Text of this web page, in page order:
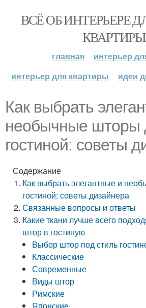
ВСЁ ОБ ИНТЕРЬЕРЕ
КВАРТИРЫ
главная
интерьер
интерьер для квартиры
идеи
Как выбрать
необычные шторы
гостиной: советы
Содержание
Как выбрать элегантные и
гостиной: советы дизайнера
Связанные вопросы и ответы
Какие ткани лучше всего
штор в гостиную
Выбор штор под стиль
Классические
Современные
Виды штор
Римские